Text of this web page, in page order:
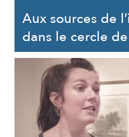
Aux sources de
dans le cercle